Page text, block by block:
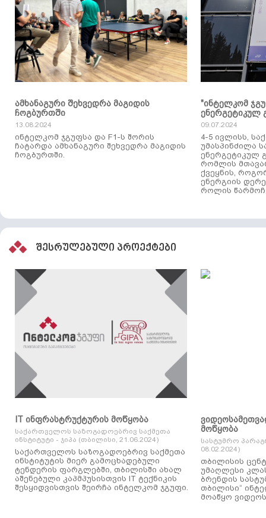
ამხანაგური შეხვედრა მაგიდის
ჩოგბურთში
13.08.2024
ინტელკომ ჯგუფსა და F1-ს შორის
ჩატარდა ამხანაგური შეხვედრა მაგიდის
ჩოგბურთში.
"ინტელკომ
ენერგეტიკულ
09.07.2024
4-5 ივლისს,
უმასპინძილა
ენერგეტიკულ
რომლის
ქვეყნის,
ენერგიის
როლის
შესრულებული პროექტები
IT ინფრასტრუქტურის მოწყობა
საქართველოს საზოგადოებრივ საქმეთა
ინსტიტუტი - ჯიპა (თბილისი, 21.06.2024)
საქართველოს საზოგადოებრივ საქმეთა
ინსტიტუტის მიერ გამოცხადებული
ტენდერის ფარგლებში, თბილისში ახალ
აშენებული კაპმპუსისთვის IT ტექნიკის
შესყიდვისთვის შეირჩა ინტელკომ ჯგუფი.
მოწყობა
სასტუმრო
08.02.2024)
თბილისის
უმაღლესი
ბრენდის
თბილისი“
მოაწყო